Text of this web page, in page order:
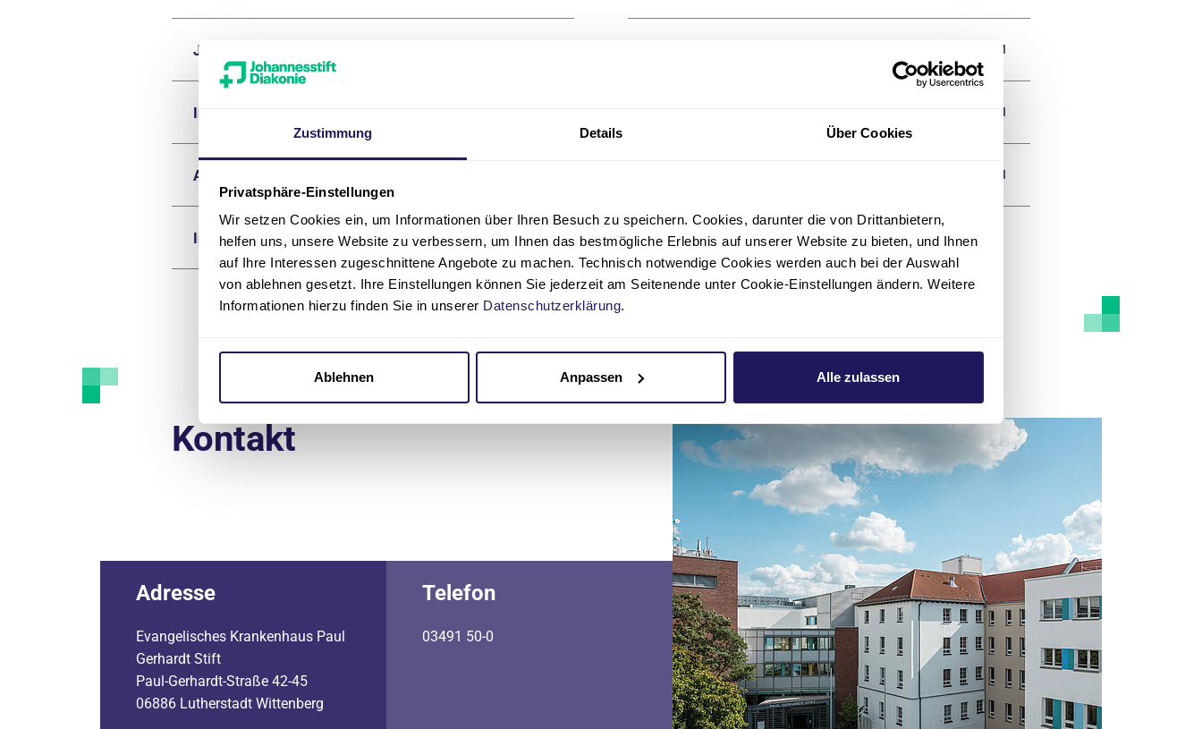
Zustimmung Details Über Cookies
Privatsphäre-Einstellungen
Wir setzen Cookies ein, um Informationen über Ihren Besuch zu speichern. Cookies, darunter die von Drittanbietern,
helfen uns, unsere Website zu verbessern, um Ihnen das bestmögliche Erlebnis auf unserer Website zu bieten, und Ihnen
auf Ihre Interessen zugeschnittene Angebote zu machen. Technisch notwendige Cookies werden auch bei der Auswahl
von ablehnen gesetzt. Ihre Einstellungen können Sie jederzeit am Seitenende unter Cookie-Einstellungen ändern. Weitere
Informationen hierzu finden Sie in unserer Datenschutzerklärung.
Ablehnen Anpassen Alle zulassen
Jobs im Ärztlichen Dienst
Initiativbewerbung
Ausbildungsberufe & Schulen
Informationen für angehende Fachärzt*innen
Kontakt
Adresse
Evangelisches Krankenhaus Paul
Gerhardt Stift
Paul-Gerhardt-Straße 42-45
06886 Lutherstadt Wittenberg
Telefon
03491 50-0